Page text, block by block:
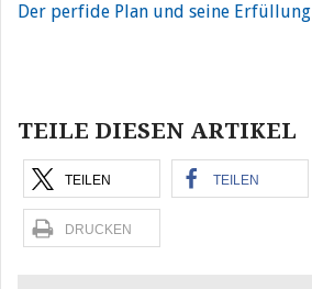
Der perfide Plan und seine Erfüllung
TEILE DIESEN ARTIKEL
TEILEN TEILEN
DRUCKEN